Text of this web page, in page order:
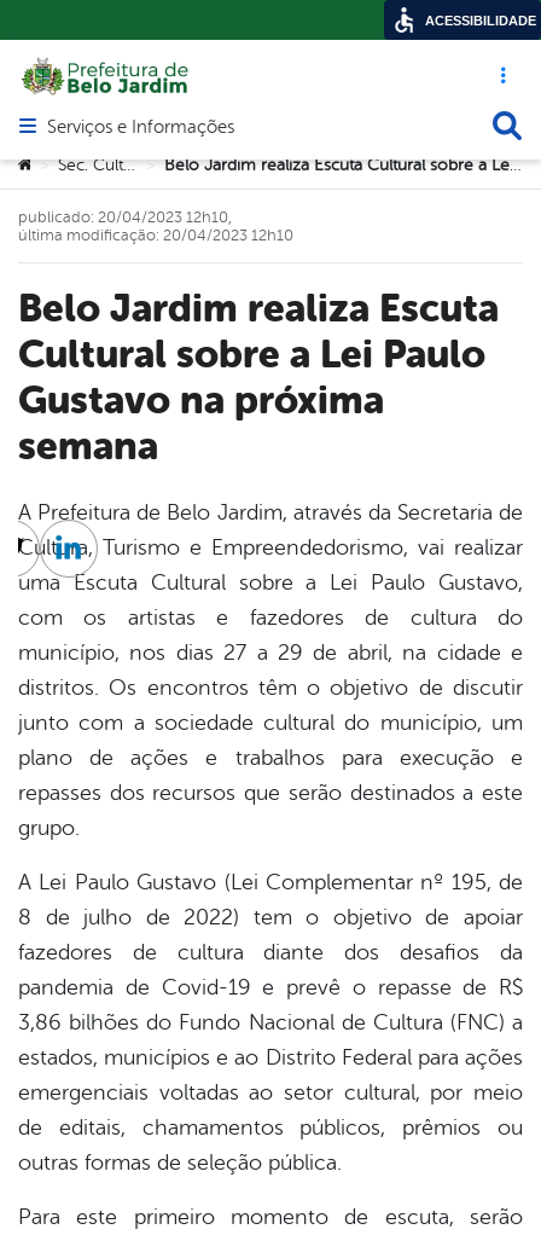
Acesso
Abrir menu principal de navegação
Serviços e Informações
Você está aqui:
> Sec. Cultura > Belo Jardim realiza Escuta Cultural sobre a Lei Paulo Gustavo na próxima semana
Belo Jardim realiza Escuta
Cultural sobre a Lei Paulo
Gustavo na próxima
semana
publicado: 20/04/2023 12h10,
última modificação: 20/04/2023 12h10
A Prefeitura de Belo Jardim, através da Secretaria de
Cultura, Turismo e Empreendedorismo, vai realizar
uma Escuta Cultural sobre a Lei Paulo Gustavo,
com os artistas e fazedores de cultura do
município, nos dias 27 a 29 de abril, na cidade e
distritos. Os encontros têm o objetivo de discutir
junto com a sociedade cultural do município, um
plano de ações e trabalhos para execução e
repasses dos recursos que serão destinados a este
grupo.
A Lei Paulo Gustavo (Lei Complementar nº 195, de
8 de julho de 2022) tem o objetivo de apoiar
fazedores de cultura diante dos desafios da
pandemia de Covid-19 e prevê o repasse de R$
3,86 bilhões do Fundo Nacional de Cultura (FNC) a
estados, municípios e ao Distrito Federal para ações
emergenciais voltadas ao setor cultural, por meio
de editais, chamamentos públicos, prêmios ou
outras formas de seleção pública.
Para este primeiro momento de escuta, serão
Twitter
Linkedin
ACESSIBILIDADE